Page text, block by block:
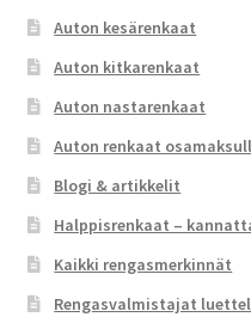
Auton kesärenkaat
Auton kitkarenkaat
Auton nastarenkaat
Auton renkaat
Blogi & artikkelit
Halppisrenkaat –
Kaikki rengasmerkinnät
Rengasvalmistajat